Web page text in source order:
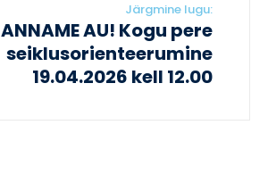
Järgmine lugu:
ANNAME AU! Kogu pere
seiklusorienteerumine
19.04.2026 kell 12.00